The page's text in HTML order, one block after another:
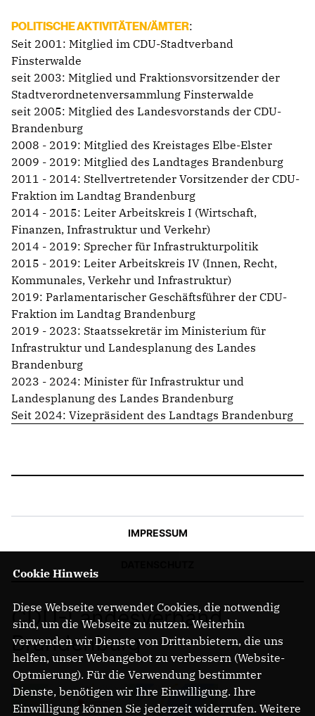
POLITISCHE AKTIVITÄTEN/ÄMTER:
Seit 2001: Mitglied im CDU-Stadtverband
Finsterwalde
seit 2003: Mitglied und Fraktionsvorsitzender der
Stadtverordnetenversammlung Finsterwalde
seit 2005: Mitglied des Landesvorstands der CDU-
Brandenburg
2008 - 2019: Mitglied des Kreistages Elbe-Elster
2009 - 2019: Mitglied des Landtages Brandenburg
2011 - 2014: Stellvertretender Vorsitzender der CDU-
Fraktion im Landtag Brandenburg
2014 - 2015: Leiter Arbeitskreis I (Wirtschaft,
Finanzen, Infrastruktur und Verkehr)
2014 - 2019: Sprecher für Infrastrukturpolitik
2015 - 2019: Leiter Arbeitskreis IV (Innen, Recht,
Kommunales, Verkehr und Infrastruktur)
2019: Parlamentarischer Geschäftsführer der CDU-
Fraktion im Landtag Brandenburg
2019 - 2023: Staatssekretär im Ministerium für
Infrastruktur und Landesplanung des Landes
Brandenburg
2023 - 2024: Minister für Infrastruktur und
Landesplanung des Landes Brandenburg
Seit 2024: Vizepräsident des Landtags Brandenburg
IMPRESSUM
CDU-Landesverband
Brandenburg
Cookie Hinweis
Diese Webseite verwendet Cookies, die notwendig
sind, um die Webseite zu nutzen. Weiterhin
verwenden wir Dienste von Drittanbietern, die uns
helfen, unser Webangebot zu verbessern (Website-
Optmierung). Für die Verwendung bestimmter
Dienste, benötigen wir Ihre Einwilligung. Ihre
Einwilligung können Sie jederzeit widerrufen. Weitere